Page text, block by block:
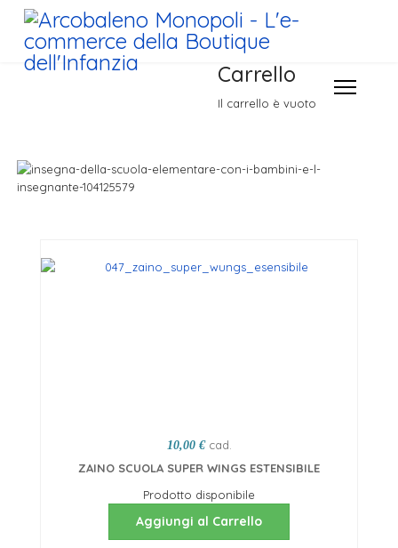
Carrello
Il carrello è vuoto
10,00 € cad.
ZAINO SCUOLA SUPER WINGS ESTENSIBILE
Prodotto disponibile
Aggiungi al Carrello